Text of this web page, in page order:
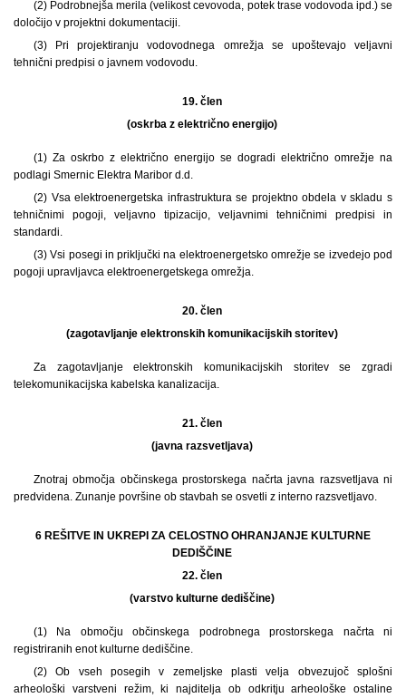
(2) Podrobnejša merila (velikost cevovoda, potek trase vodovoda ipd.) se
določijo v projektni dokumentaciji.
(3) Pri projektiranju vodovodnega omrežja se upoštevajo veljavni
tehnični predpisi o javnem vodovodu.
19. člen
(oskrba z električno energijo)
(1) Za oskrbo z električno energijo se dogradi električno omrežje na
podlagi Smernic Elektra Maribor d.d.
(2) Vsa elektroenergetska infrastruktura se projektno obdela v skladu s
tehničnimi pogoji, veljavno tipizacijo, veljavnimi tehničnimi predpisi in
standardi.
(3) Vsi posegi in priključki na elektroenergetsko omrežje se izvedejo pod
pogoji upravljavca elektroenergetskega omrežja.
20. člen
(zagotavljanje elektronskih komunikacijskih storitev)
Za zagotavljanje elektronskih komunikacijskih storitev se zgradi
telekomunikacijska kabelska kanalizacija.
21. člen
(javna razsvetljava)
Znotraj območja občinskega prostorskega načrta javna razsvetljava ni
predvidena. Zunanje površine ob stavbah se osvetli z interno razsvetljavo.
6 REŠITVE IN UKREPI ZA CELOSTNO OHRANJANJE KULTURNE
DEDIŠČINE
22. člen
(varstvo kulturne dediščine)
(1) Na območju občinskega podrobnega prostorskega načrta ni
registriranih enot kulturne dediščine.
(2) Ob vseh posegih v zemeljske plasti velja obvezujoč splošni
arheološki varstveni režim, ki najditelja ob odkritju arheološke ostaline